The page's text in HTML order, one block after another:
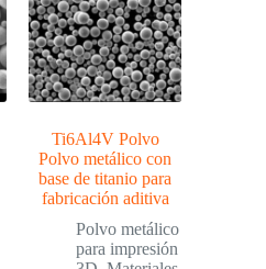
Ti6Al4V Polvo
Polvo metálico con
base de titanio para
fabricación aditiva
Polvo metálico
para impresión